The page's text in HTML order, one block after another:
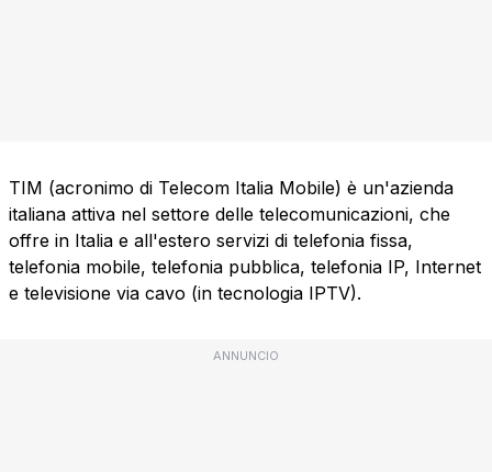
TIM (acronimo di Telecom Italia Mobile) è un'azienda
italiana attiva nel settore delle telecomunicazioni, che
offre in Italia e all'estero servizi di telefonia fissa,
telefonia mobile, telefonia pubblica, telefonia IP, Internet
e televisione via cavo (in tecnologia IPTV).
ANNUNCIO